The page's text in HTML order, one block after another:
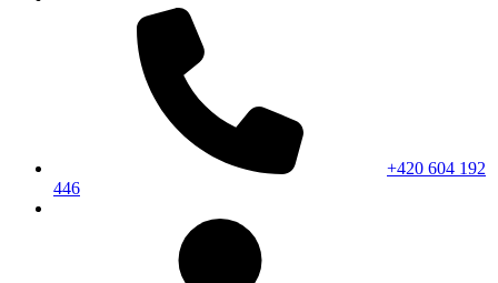
+420 604 192
446